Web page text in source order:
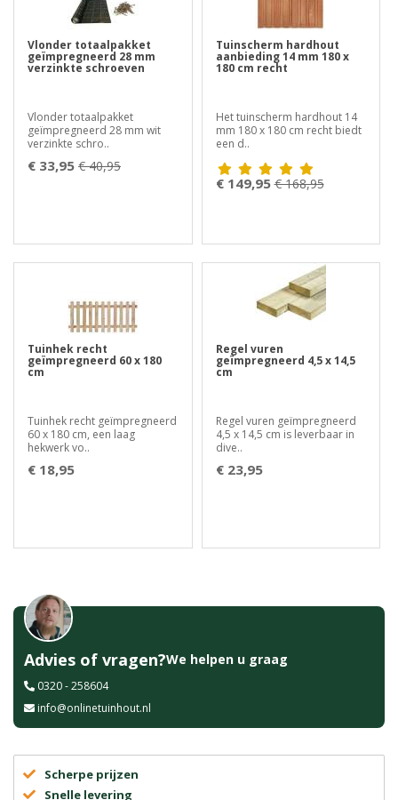
Vlonder totaalpakket
geïmpregneerd 28 mm
verzinkte schroeven
Vlonder totaalpakket
geïmpregneerd 28 mm wit
verzinkte schro..
€ 33,95 € 40,95
Tuinscherm hardhout
aanbieding 14 mm 180 x
180 cm recht
Het tuinscherm hardhout 14
mm 180 x 180 cm recht biedt
een d..
€ 149,95 € 168,95
Tuinhek recht
geïmpregneerd 60 x 180
cm
Tuinhek recht geïmpregneerd
60 x 180 cm, een laag
hekwerk vo..
€ 18,95
Regel vuren
geïmpregneerd 4,5 x 14,5
cm
Regel vuren geïmpregneerd
4,5 x 14,5 cm is leverbaar in
dive..
€ 23,95
Advies of vragen?We helpen u graag
0320 - 258604
info@onlinetuinhout.nl
Scherpe prijzen
Snelle levering